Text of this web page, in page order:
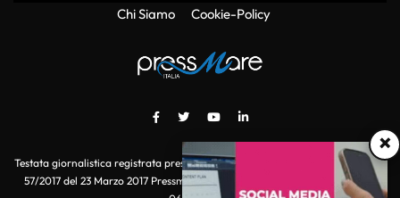
×
Chi Siamo Cookie-Policy
Testata giornalistica registrata presso il Tribunale di Roma con autorizzazione
57/2017 del 23 Marzo 2017 Pressmare.it è un marchio di S.P.E.N. Srl - P.IVA